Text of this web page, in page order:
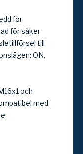
för
för säker
till
ON,
och
med